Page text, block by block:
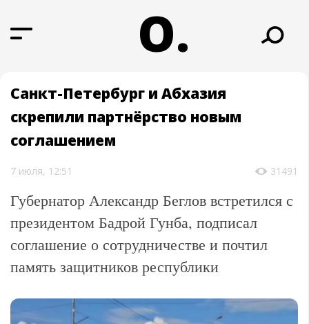
О.
Санкт-Петербург и Абхазия
скрепили партнёрство новым
соглашением
7 июля, 12:51 31491
Губернатор Александр Беглов встретился с
президентом Бадрой Гунба, подписал
соглашение о сотрудничестве и почтил
память защитников республики